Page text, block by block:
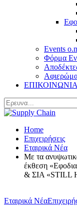
Events
Φόρμα
ΕΠΙΚΟΙΝΩΝΙΑ
Home
Επιχειρήσεις
Εταιρικά Νέα
Με τα
έκθεση
& ΣΙΑ «STILL
Εταιρικά Νέα